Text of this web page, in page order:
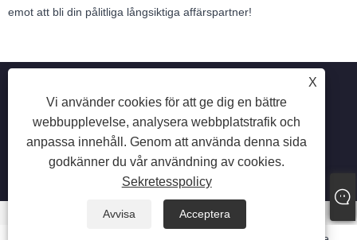
emot att bli din pålitliga långsiktiga affärspartner!
X
Vi använder cookies för att ge dig en bättre
webbupplevelse, analysera webbplatstrafik och
anpassa innehåll. Genom att använda denna sida
godkänner du vår användning av cookies.
Sekretesspolicy
Avvisa Acceptera
Copyright © 2025 Shenzhen Ruina Optoelectronic Co., Ltd -
Nail Lamp, Nail Drill, Nail Dust Collector - Alla rättigheter
reserverade.